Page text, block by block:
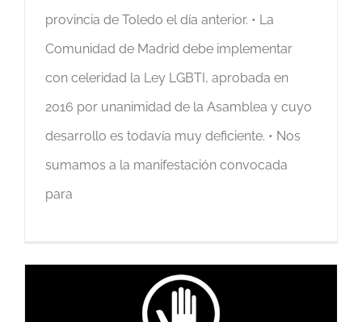
provincia de Toledo el día anterior. • La
Comunidad de Madrid debe implementar
con celeridad la Ley LGBTI, aprobada en
2016 por unanimidad de la Asamblea y cuyo
desarrollo es todavía muy deficiente. • Nos
sumamos a la manifestación convocada
para